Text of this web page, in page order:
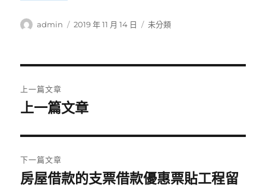
作
admin
發
2019 年 11 月 14 日
分
未分類
章
覽
上一篇文章
上
篇
文
章:
上一篇文章
下一篇文章
下
房屋借款的支票借款優惠票貼工程留